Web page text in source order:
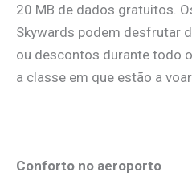
20 MB de dados gratuitos.
Skywards podem desfrutar
ou descontos durante todo
a classe em que estão a voar.
Conforto no aeroporto